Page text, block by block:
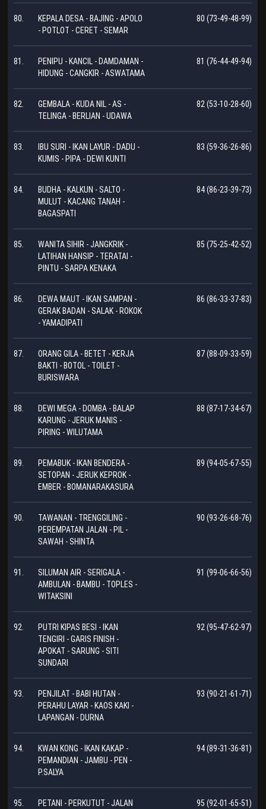
80.
KEPALA DESA - BAJING - APOLO
- POTLOT - CERET - SEMAR
80 (73-49-48-99)
81.
PENIPU - KANCIL - DAMDAMAN -
HIDUNG - CANGKIR - ASWATAMA
81 (76-44-49-94)
82.
GEMBALA - KUDA NIL - AS -
TELINGA - BERLIAN - UDAWA
82 (53-10-28-60)
83.
IBU SURI - IKAN LAYUR - DADU -
KUMIS - PIPA - DEWI KUNTI
83 (59-36-26-86)
84.
BUDHA - KALKUN - SALTO -
MULUT - KACANG TANAH -
BAGASPATI
84 (86-23-39-73)
85.
WANITA SIHIR - JANGKRIK -
LATIHAN HANSIP - TERATAI -
PINTU - SARPA KENAKA
85 (75-25-42-52)
86.
DEWA MAUT - IKAN SAMPAN -
GERAK BADAN - SALAK - ROKOK
- YAMADIPATI
86 (86-33-37-83)
87.
ORANG GILA - BETET - KERJA
BAKTI - BOTOL - TOILET -
BURISWARA
87 (88-09-33-59)
88.
DEWI MEGA - DOMBA - BALAP
KARUNG - JERUK MANIS -
PIRING - WILUTAMA
88 (87-17-34-67)
89.
PEMABUK - IKAN BENDERA -
SETOPAN - JERUK KEPROK -
EMBER - BOMANARAKASURA
89 (94-05-67-55)
90.
TAWANAN - TRENGGILING -
PEREMPATAN JALAN - PIL -
SAWAH - SHINTA
90 (93-26-68-76)
91.
SILUMAN AIR - SERIGALA -
AMBULAN - BAMBU - TOPLES -
WITAKSINI
91 (99-06-66-56)
92.
PUTRI KIPAS BESI - IKAN
TENGIRI - GARIS FINISH -
APOKAT - SARUNG - SITI
SUNDARI
92 (95-47-62-97)
93.
PENJILAT - BABI HUTAN -
PERAHU LAYAR - KAOS KAKI -
LAPANGAN - DURNA
93 (90-21-61-71)
94.
KWAN KONG - IKAN KAKAP -
PEMANDIAN - JAMBU - PEN -
P.SALYA
94 (89-31-36-81)
95.
PETANI - PERKUTUT - JALAN
95 (92-01-65-51)